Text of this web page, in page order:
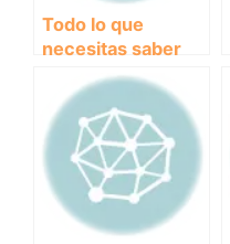
Todo lo que
necesitas saber
sobre la dieta renal
para perros:
consejos y
recomendaciones